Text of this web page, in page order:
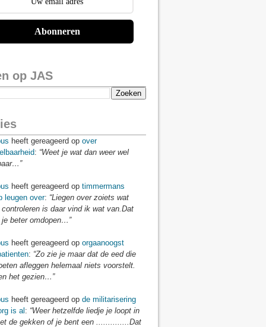
Abonneren
op JAS
heeft gereageerd op over
: “Weet je wat dan weer wel
heeft gereageerd op timmermans
leugen over: “Liegen over zoiets wat
is daar vind ik wat van.Dat
beter omdopen…”
heeft gereageerd op orgaanoogst
: “Zo zie je maar dat de eed die
afleggen helemaal niets voorstelt.
het gezien…”
heeft gereageerd op de militarisering
is al : “Weer hetzelfde liedje je loopt in
de gekken of je bent een ..............Dat